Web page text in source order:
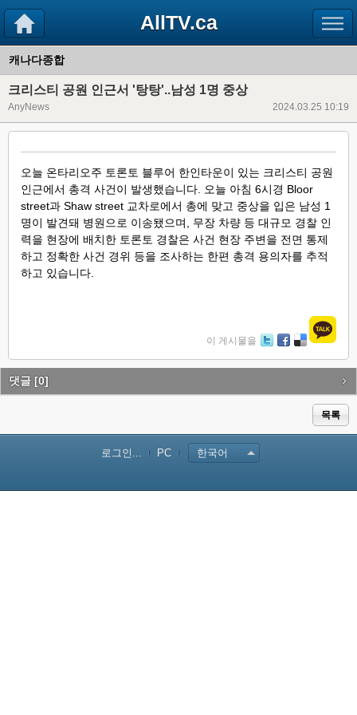
AllTV.ca
캐나다종합
크리스티 공원 인근서 '탕탕'..남성 1명 중상
AnyNews 2024.03.25 10:19
오늘 온타리오주 토론토 블루어 한인타운이 있는 크리스티 공원
인근에서 총격 사건이 발생했습니다. 오늘 아침 6시경 Bloor
street과 Shaw street 교차로에서 총에 맞고 중상을 입은 남성 1
명이 발견돼 병원으로 이송됐으며, 무장 차량 등 대규모 경찰 인
력을 현장에 배치한 토론토 경찰은 사건 현장 주변을 전면 통제
하고 정확한 사건 경위 등을 조사하는 한편 총격 용의자를 추적
하고 있습니다.
이 게시물을
itte ce lici
댓글 [0]
목록
로그인... PC 한국어